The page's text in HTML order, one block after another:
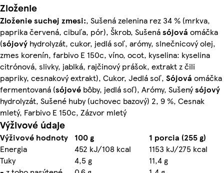
Zloženie
Zloženie suchej zmesi:, Sušená zelenina rez 34 % (mrkva,
paprika červená, cibuľa, pór), Škrob, Sušenásójová omáčka
(sójový hydrolyzát, cukor, jedlá soľ, arómy, slnečnicový olej,
zmes korenín, farbivo E 150c, víno, ocot, kyselina: kyselina
citrónová, slivky, jablká, rajčinový prášok, extrakt z čili
papriky, cesnakový extrakt), Cukor, Jedlá soľ, Sójová omáčka
fermentovaná (sójové bôby, jedlá soľ), Arómy, Sušenýsójový
hydrolyzát, Sušené huby (uchovec bazový) 2, 9 %, Cesnak
mletý, Farbivo E 150c, Zázvor mletý
Výživové údaje
Výživové hodnoty 100 g
1 porcia (255 g)
Energia
452 kJ/108 kcal
1153 kJ/275 kcal
Tuky
4,5 g
11,4 g